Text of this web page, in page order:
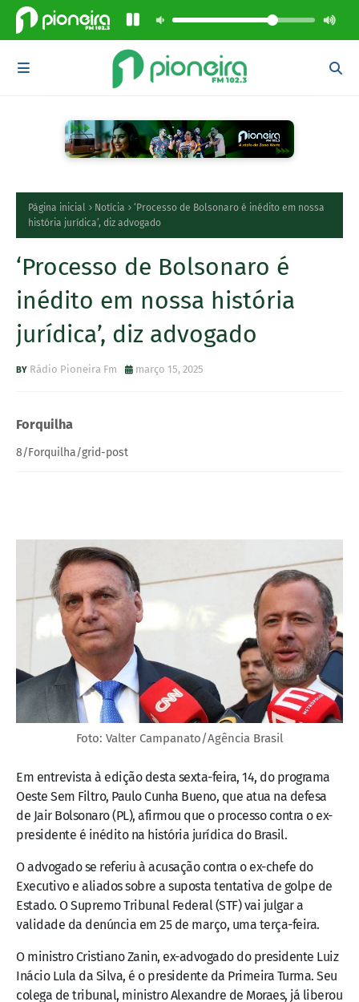
Página inicial Notícia
‘Processo de Bolsonaro é inédito em nossa
história jurídica’, diz advogado
‘Processo de Bolsonaro é
inédito em nossa história
jurídica’, diz advogado
Rádio Pioneira Fm março 15, 2025
Forquilha
8/Forquilha/grid-post
Foto: Valter Campanato/Agência Brasil
Em entrevista à edição desta sexta-feira, 14, do programa
Oeste Sem Filtro, Paulo Cunha Bueno, que atua na defesa
de Jair Bolsonaro (PL), afirmou que o processo contra o ex-
presidente é inédito na história jurídica do Brasil.
O advogado se referiu à acusação contra o ex-chefe do
Executivo e aliados sobre a suposta tentativa de golpe de
Estado. O Supremo Tribunal Federal (STF) vai julgar a
validade da denúncia em 25 de março, uma terça-feira.
O ministro Cristiano Zanin, ex-advogado do presidente Luiz
Inácio Lula da Silva, é o presidente da Primeira Turma. Seu
colega de tribunal, ministro Alexandre de Moraes, já liberou